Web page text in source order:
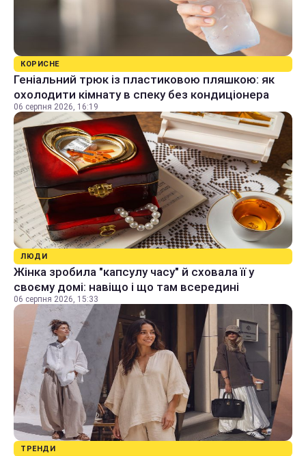
КОРИСНЕ
Геніальний трюк із пластиковою пляшкою: як
охолодити кімнату в спеку без кондиціонера
06 серпня 2026, 16:19
ЛЮДИ
Жінка зробила "капсулу часу" й сховала її у
своєму домі: навіщо і що там всередині
06 серпня 2026, 15:33
ТРЕНДИ